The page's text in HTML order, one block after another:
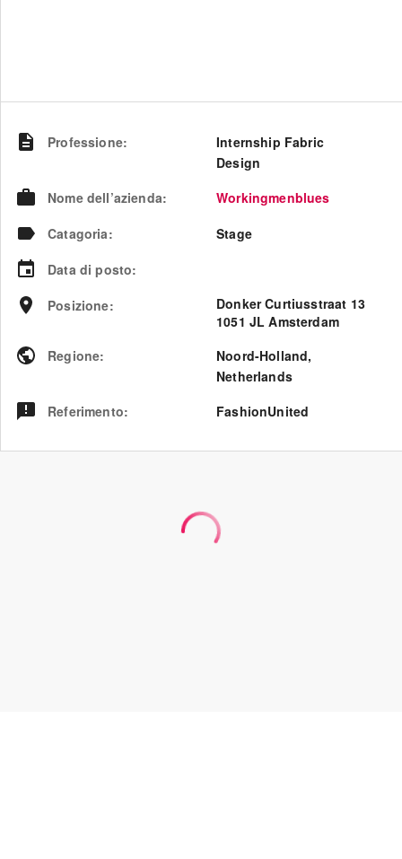
Professione:
Internship Fabric
Design
Nome dell’azienda:
Workingmenblues
Catagoria:
Stage
Data di posto:
Posizione:
Donker Curtiusstraat 13
1051 JL Amsterdam
Regione: Noord-Holland,
Netherlands
Referimento: FashionUnited